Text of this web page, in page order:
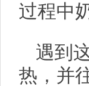
过程中
遇到
热，并